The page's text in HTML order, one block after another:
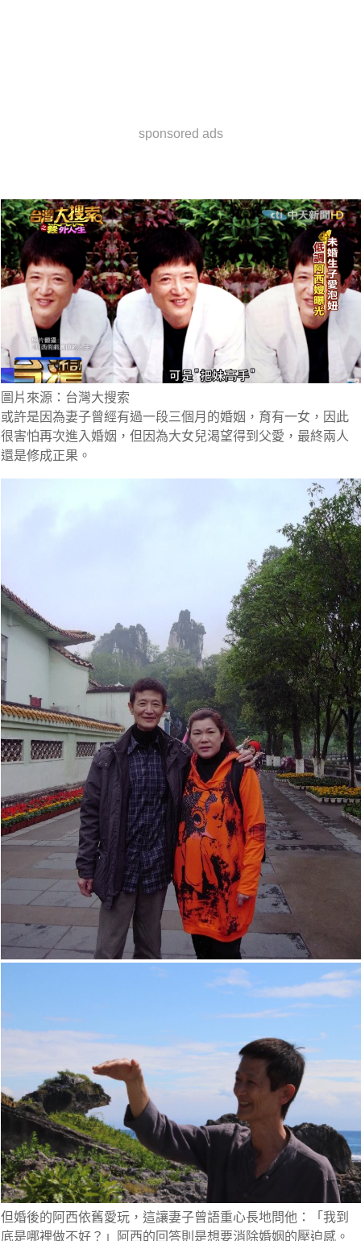
sponsored ads
圖片來源：台灣大搜索
或許是因為妻子曾經有過一段三個月的婚姻，育有一女，因此
很害怕再次進入婚姻，但因為大女兒渴望得到父愛，最終兩人
還是修成正果。
但婚後的阿西依舊愛玩，這讓妻子曾語重心長地問他：「我到
底是哪裡做不好？」阿西的回答則是想要消除婚姻的壓迫感。